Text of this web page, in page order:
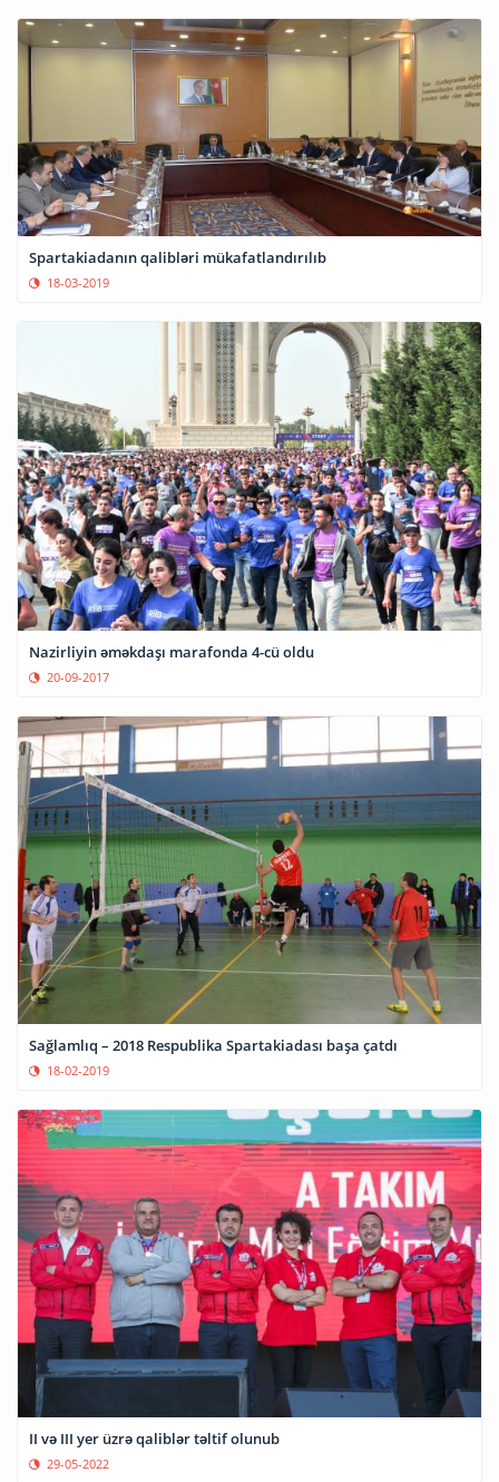
Spartakiadanın qalibləri mükafatlandırılıb
18-03-2019
Nazirliyin əməkdaşı marafonda 4-cü oldu
20-09-2017
Sağlamlıq – 2018 Respublika Spartakiadası başa çatdı
18-02-2019
II və III yer üzrə qaliblər təltif olunub
29-05-2022